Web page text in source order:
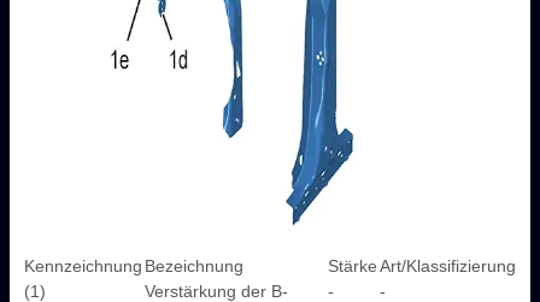
Kennzeichnung Bezeichnung StärkeArt/Klassifizierung
(1)
Verstärkung der B-
- -